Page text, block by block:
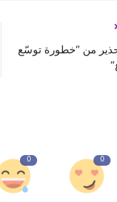
من “خطورة توسّع
0
0